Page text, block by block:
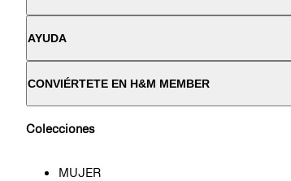
AYUDA
CONVIÉRTETE EN H&M MEMBER
Colecciones
MUJER